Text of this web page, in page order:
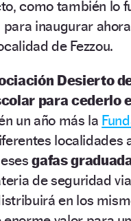
como también lo
para inaugurar ahora
alidad de Fezzou.
Desierto
para cederlo
un año más la
localidades
gafas
de seguridad
en los